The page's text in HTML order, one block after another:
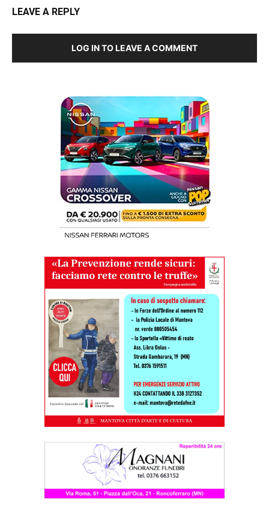
LEAVE A REPLY
LOG IN TO LEAVE A COMMENT